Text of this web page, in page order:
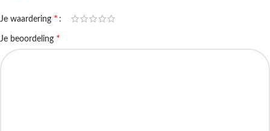
Je waardering *
Je beoordeling *